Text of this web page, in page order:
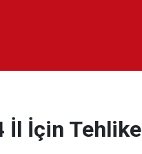
İl İçin Tehlike